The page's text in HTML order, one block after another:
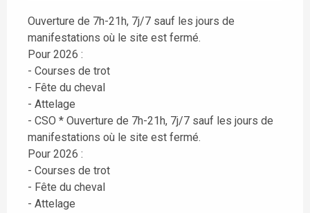
Ouverture de 7h-21h, 7j/7 sauf les jours de
manifestations où le site est fermé.
Pour 2026 :
- Courses de trot
- Fête du cheval
- Attelage
- CSO * Ouverture de 7h-21h, 7j/7 sauf les jours de
manifestations où le site est fermé.
Pour 2026 :
- Courses de trot
- Fête du cheval
- Attelage